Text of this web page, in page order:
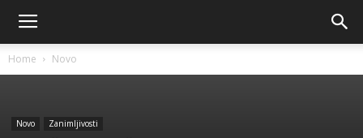
Home Novo
Novo Zanimljivosti